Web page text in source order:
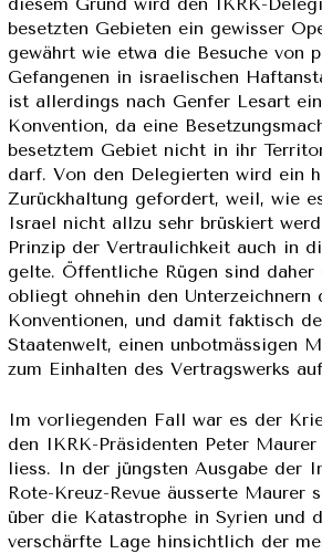
besetzten Gebieten ein gewisser
gewährt wie etwa die Besuche von
Gefangenen in israelischen
ist allerdings nach Genfer Lesart
Konvention, da eine
besetztem Gebiet nicht in ihr
darf. Von den Delegierten wird ein
Zurückhaltung gefordert, weil, wie
Israel nicht allzu sehr brüskiert
Prinzip der Vertraulichkeit auch in
gelte. Öffentliche Rügen sind daher
obliegt ohnehin den Unterzeichnern
Konventionen, und damit faktisch
Staatenwelt, einen unbotmässigen
zum Einhalten des Vertragswerks
Im vorliegenden Fall war es der
den IKRK-Präsidenten Peter
liess. In der jüngsten Ausgabe der
Rote-Kreuz-Revue äusserte Maurer
über die Katastrophe in Syrien und
verschärfte Lage hinsichtlich der